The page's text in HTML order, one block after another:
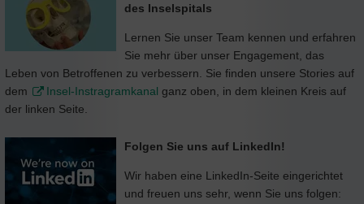
des Inselspitals
Lernen Sie unser Team kennen und erfahren
Sie mehr über unser Engagement, das
Leben von Betroffenen zu verbessern. Sie finden unsere Stories auf
dem
Insel-Instragramkanal ganz oben, in dem kleinen Kreis auf
der linken Seite.
Folgen Sie uns auf LinkedIn!
Wir haben eine LinkedIn-Seite eingerichtet
und freuen uns sehr, wenn Sie uns folgen: